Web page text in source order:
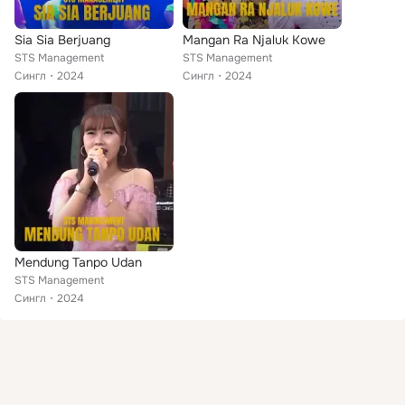
Sia Sia Berjuang
STS Management
Сингл
2024
Mangan Ra Njaluk Kowe
STS Management
Сингл
2024
Mendung Tanpo Udan
STS Management
Сингл
2024